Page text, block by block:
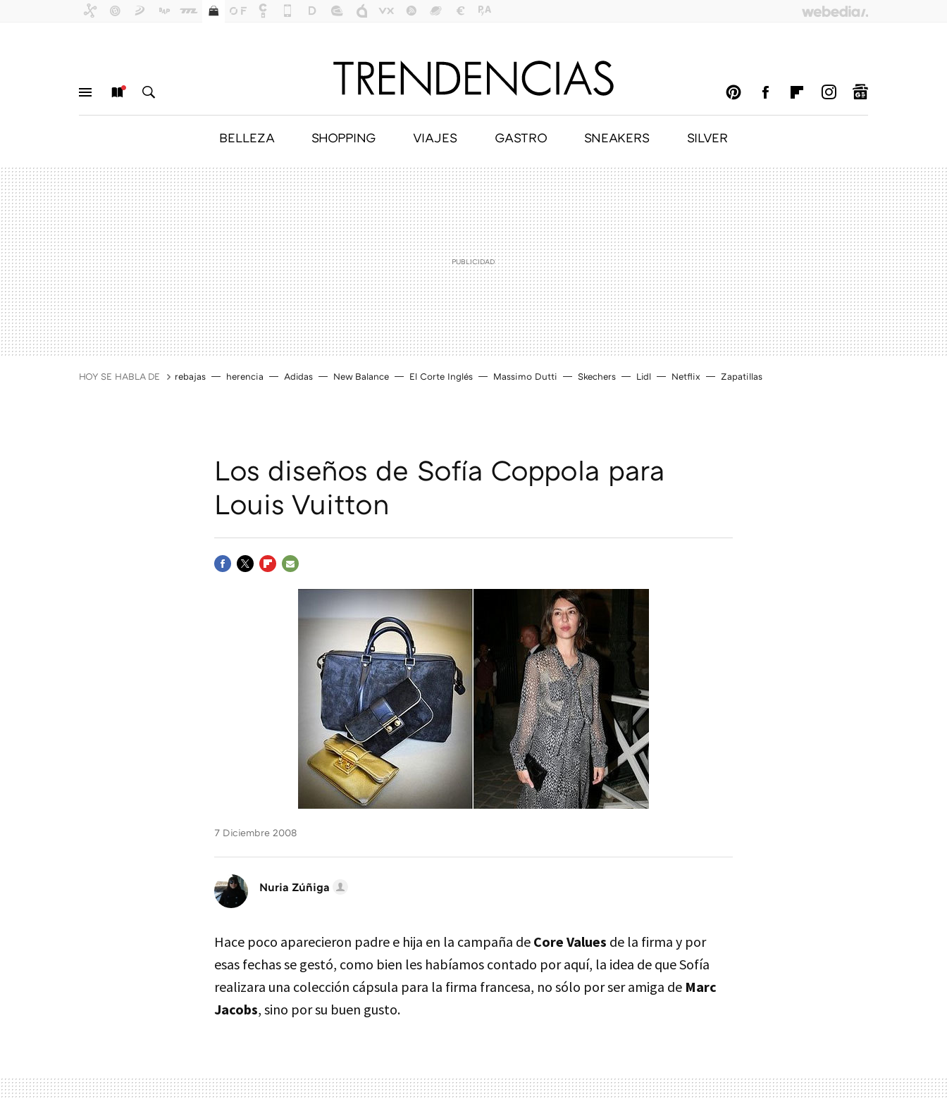
BELLEZA SHOPPING VIAJES GASTRO SNEAKERS SILVER
HOY SE HABLA DE rebajas herencia Adidas New Balance El Corte Inglés Massimo Dutti Skechers Lidl Netflix Zapatillas
Los diseños de Sofía Coppola para
Louis Vuitton
7 Diciembre 2008
Nuria Zúñiga
Hace poco aparecieron padre e hija en la campaña de Core Values de la firma y por
esas fechas se gestó, como bien les habíamos contado por aquí, la idea de que Sofía
realizara una colección cápsula para la firma francesa, no sólo por ser amiga de Marc
Jacobs, sino por su buen gusto.